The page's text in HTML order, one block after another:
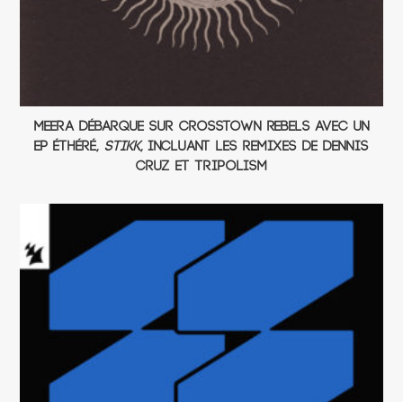
Meera débarque sur Crosstown Rebels avec un
EP éthéré, Stikk, incluant les remixes de Dennis
Cruz et Tripolism